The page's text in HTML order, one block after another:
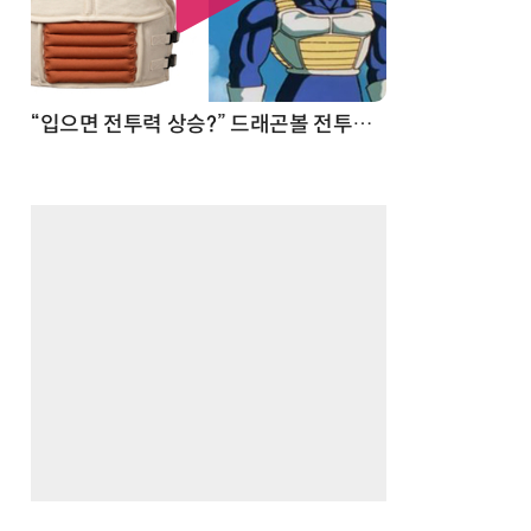
“입으면 전투력 상승?” 드래곤볼 전투복 닮은 중량조끼